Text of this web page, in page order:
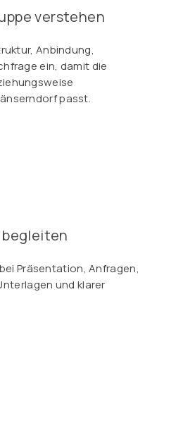
verstehen
Anbindung,
ein, damit die
passt.
Präsentation, Anfragen,
und klarer